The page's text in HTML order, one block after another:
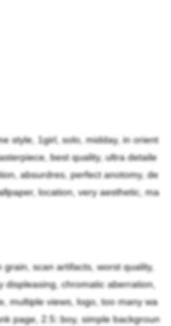
style, 1girl, solo, midday, in orient
best quality, ultra detaile
absurdres, perfect anotomy, de
location, very aesthetic, ma
scan artifacts, worst quality,
displeasing, chromatic aberration,
multiple views, logo, too many wa
page, 2.5::boy, simple backgroun